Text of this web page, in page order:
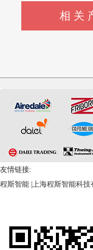
相关
友情链接:
程斯智能 上海程斯智能科技